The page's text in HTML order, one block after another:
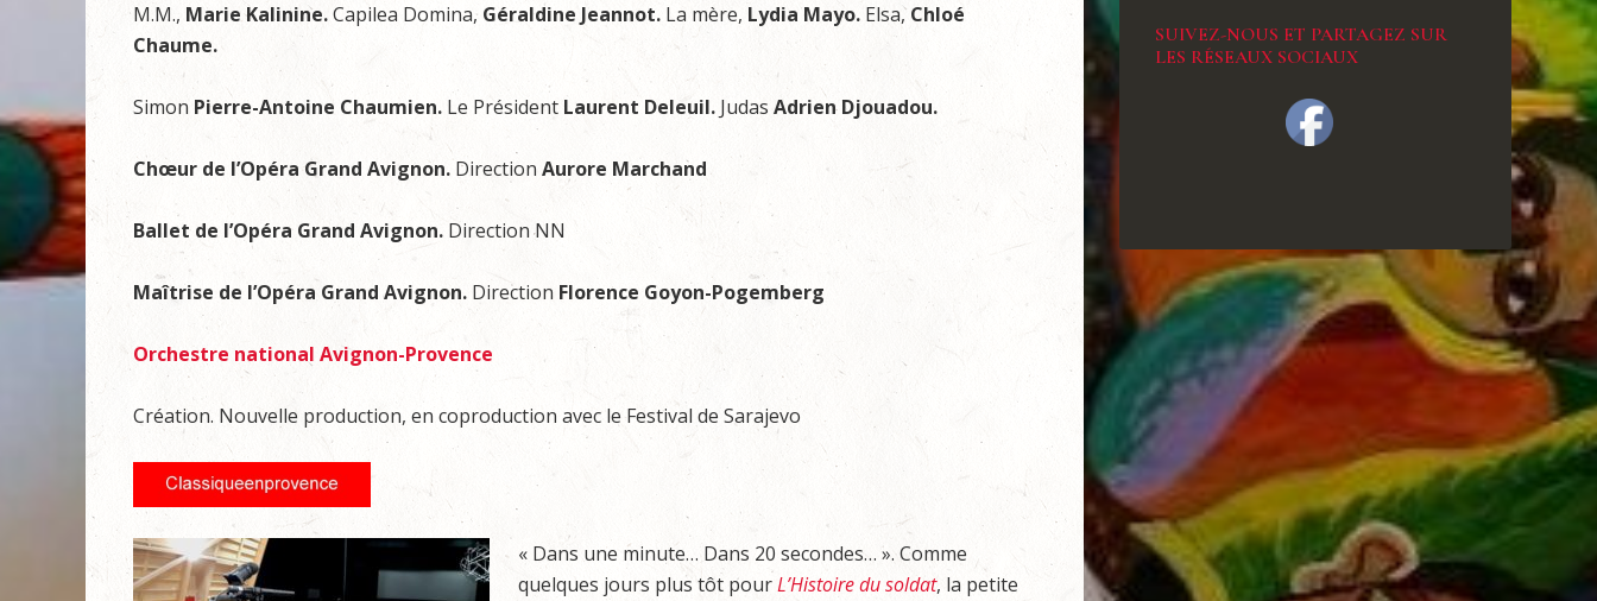
M.M., Marie Kalinine.Capilea Domina, Géraldine Jeannot. La mère, Lydia Mayo. Elsa,Chloé
Chaume.
Simon Pierre-Antoine Chaumien. Le Président Laurent Deleuil. Judas Adrien Djouadou.
Chœur de l’Opéra Grand Avignon. DirectionAurore Marchand
Ballet de l’Opéra Grand Avignon. Direction NN
Maîtrise de l’Opéra Grand Avignon. Direction Florence Goyon-Pogemberg
Orchestre national Avignon-Provence
Création. Nouvelle production, en coproduction avec le Festival de Sarajevo
« Dans une minute… Dans 20 secondes… ». Comme
quelques jours plus tôt pourL’Histoire du soldat, la petite
SUIVEZ-NOUS ET PARTAGEZ SUR
LES RÉSEAUX SOCIAUX